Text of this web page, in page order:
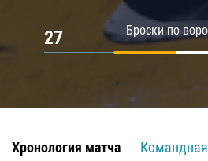
Броски по
27
Хронология матча